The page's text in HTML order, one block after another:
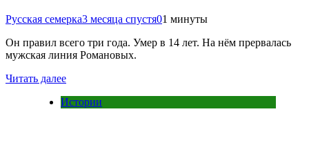
Русская семерка3 месяца спустя01 минуты
Он правил всего три года. Умер в 14 лет. На нём прервалась
мужская линия Романовых.
Читать далее
Истории